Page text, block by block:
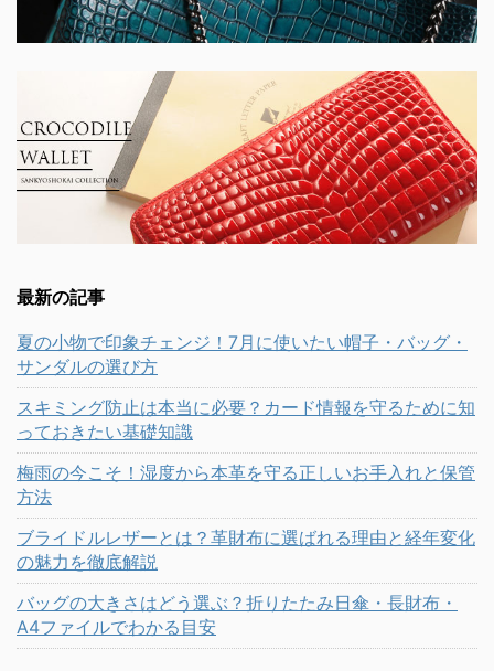
最新の記事
夏の小物で印象チェンジ！7月に使いたい帽子・バッグ・
サンダルの選び方
スキミング防止は本当に必要？カード情報を守るために知
っておきたい基礎知識
梅雨の今こそ！湿度から本革を守る正しいお手入れと保管
方法
ブライドルレザーとは？革財布に選ばれる理由と経年変化
の魅力を徹底解説
バッグの大きさはどう選ぶ？折りたたみ日傘・長財布・
A4ファイルでわかる目安